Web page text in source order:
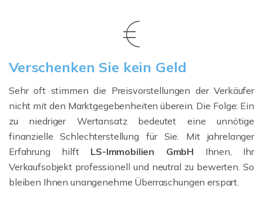
Verschenken Sie kein Geld
Sehr oft stimmen die Preisvorstellungen der Verkäufer
nicht mit den Marktgegebenheiten überein. Die Folge: Ein
zu niedriger Wertansatz bedeutet eine unnötige
finanzielle Schlechterstellung für Sie. Mit jahrelanger
Erfahrung hilft LS-Immobilien GmbH Ihnen, Ihr
Verkaufsobjekt professionell und neutral zu bewerten. So
bleiben Ihnen unangenehme Überraschungen erspart.